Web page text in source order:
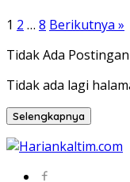
Paginasi
pos
1 2 … 8 Berikutnya »
Tidak Ada
Tidak ada lagi
Selengkapnya